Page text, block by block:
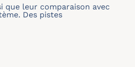
que leur comparaison avec
Des pistes